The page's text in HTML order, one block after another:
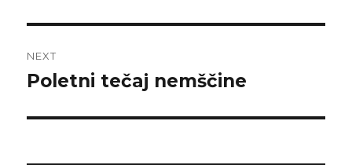
NEXT
Next
Poletni tečaj nemščine